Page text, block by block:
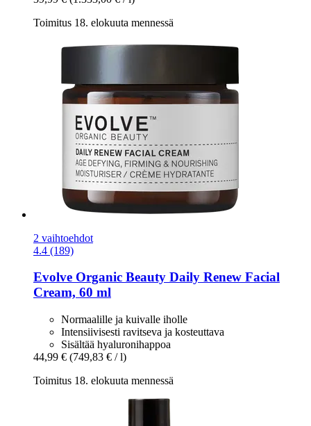
Toimitus 18. elokuuta mennessä
2 vaihtoehdot
4.4 (189)
Evolve Organic Beauty Daily Renew Facial
Cream, 60 ml
Normaalille ja kuivalle iholle
Intensiivisesti ravitseva ja kosteuttava
Sisältää hyaluronihappoa
44,99 € (749,83 € / l)
Toimitus 18. elokuuta mennessä